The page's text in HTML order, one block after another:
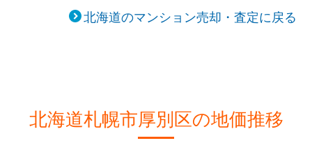
北海道のマンション売却・査定に戻る
北海道札幌市厚別区の地価推移